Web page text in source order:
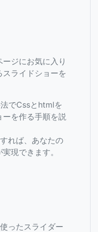
ジにお気に入り
ライドショーを
でCssとhtmlを
を作る手順を説
れば、あなたの
現できます。
ったスライダー